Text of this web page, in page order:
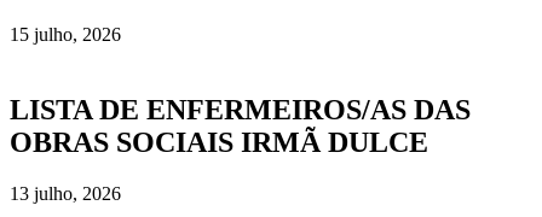
15 julho, 2026
LISTA DE ENFERMEIROS/AS DAS
OBRAS SOCIAIS IRMÃ DULCE
13 julho, 2026